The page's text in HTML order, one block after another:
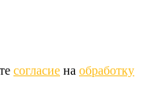
согласие на обработку